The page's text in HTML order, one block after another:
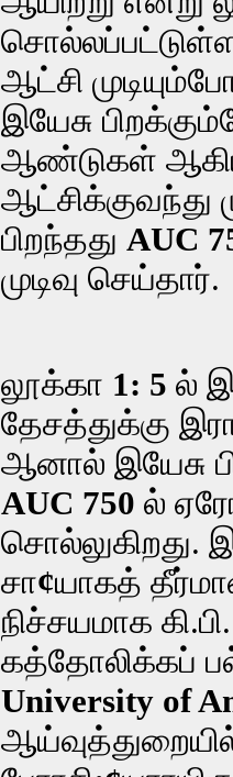
ஆட்சி
இயேசு
ஆண்டுகள்
ஆட்சிக்குவந்து
பிறந்தது AUC
முடிவு செய்தார்.
லூக்கா 1: 5 ல்
தேசத்துக்கு
ஆனால் இயேசு
AUC 750 ல்
சொல்லுகிறது.
சா¢யாகத்
நிச்சயமாக
கத்தோலிக்கப்
University of